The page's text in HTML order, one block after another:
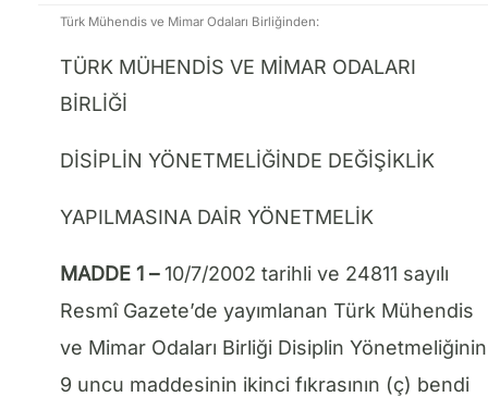
Türk Mühendis ve Mimar Odaları Birliğinden:
TÜRK MÜHENDİS VE MİMAR ODALARI
BİRLİĞİ
DİSİPLİN YÖNETMELİĞİNDE DEĞİŞİKLİK
YAPILMASINA DAİR YÖNETMELİK
MADDE 1 –10/7/2002 tarihli ve 24811 sayılı
Resmî Gazete’de yayımlanan Türk Mühendis
ve Mimar Odaları Birliği Disiplin Yönetmeliğinin
9 uncu maddesinin ikinci fıkrasının (ç) bendi